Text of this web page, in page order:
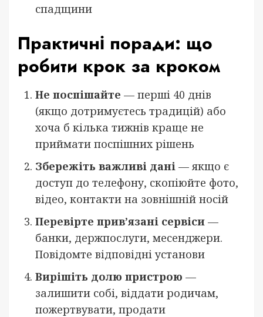
спадщини
Практичні поради: що
робити крок за кроком
Не поспішайте — перші 40 днів
(якщо дотримуєтесь традицій) або
хоча б кілька тижнів краще не
приймати поспішних рішень
Збережіть важливі дані — якщо є
доступ до телефону, скопіюйте фото,
відео, контакти на зовнішній носій
Перевірте прив’язані сервіси —
банки, держпослуги, месенджери.
Повідомте відповідні установи
Вирішіть долю пристрою —
залишити собі, віддати родичам,
пожертвувати, продати